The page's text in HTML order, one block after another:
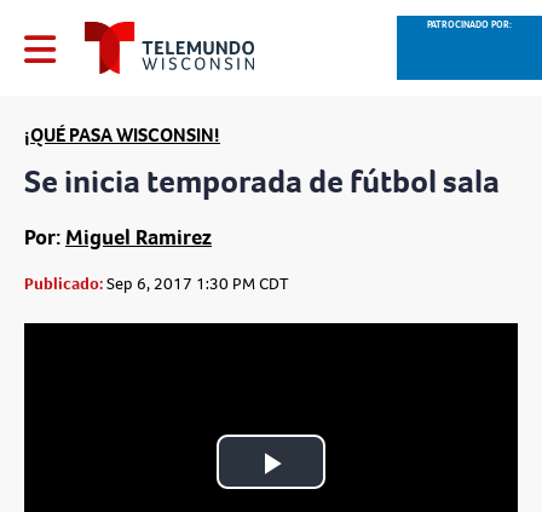
PATROCINADO POR:
¡QUÉ PASA WISCONSIN!
Se inicia temporada de fútbol sala
Por: Miguel Ramirez
Publicado:Sep 6, 2017 1:30 PM CDT
Play